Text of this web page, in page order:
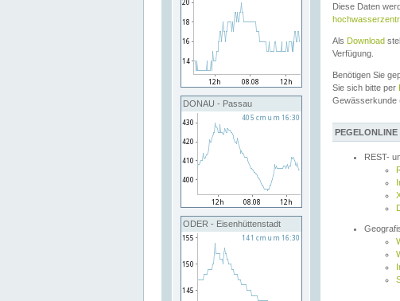
DONAU - Passau
ODER - Eisenhüttenstadt
Diese Daten
Als Download
Verfügung.
Benötigen Sie
Sie sich bitte per
Gewässerkunde
REST-